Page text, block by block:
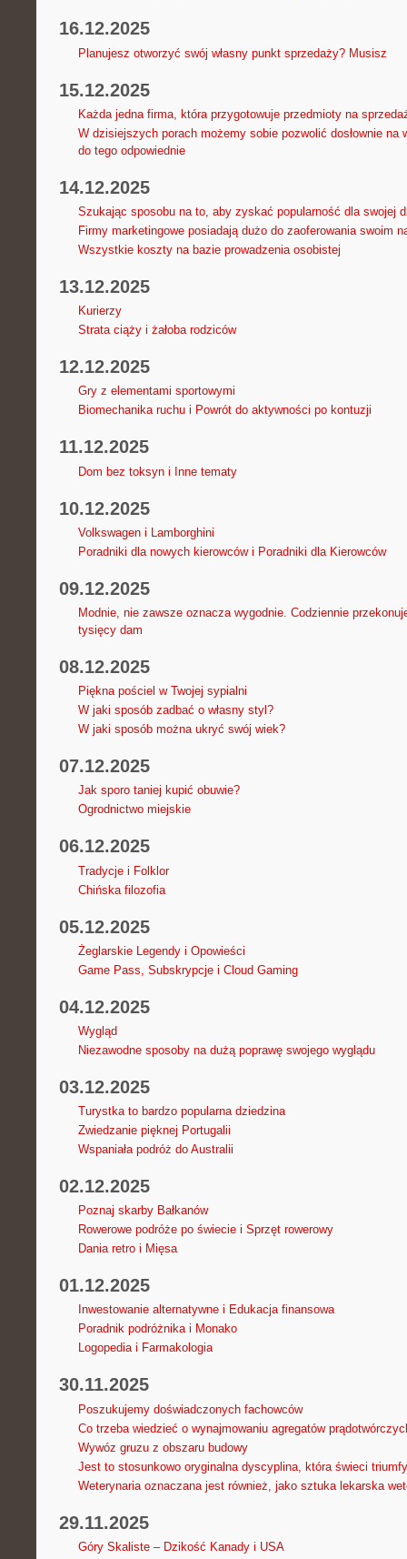
16.12.2025
Planujesz otworzyć swój własny punkt sprzedaży? Musisz
15.12.2025
Każda jedna firma, która przygotowuje przedmioty na
W dzisiejszych porach możemy sobie pozwolić dosłownie
do tego odpowiednie
14.12.2025
Szukając sposobu na to, aby zyskać popularność dla swojej
Firmy marketingowe posiadają dużo do zaoferowania swoim
Wszystkie koszty na bazie prowadzenia osobistej
13.12.2025
Kurierzy
Strata ciąży i żałoba rodziców
12.12.2025
Gry z elementami sportowymi
Biomechanika ruchu i Powrót do aktywności po kontuzji
11.12.2025
Dom bez toksyn i Inne tematy
10.12.2025
Volkswagen i Lamborghini
Poradniki dla nowych kierowców i Poradniki dla Kierowców
09.12.2025
Modnie, nie zawsze oznacza wygodnie. Codziennie
tysięcy dam
08.12.2025
Piękna pościel w Twojej sypialni
W jaki sposób zadbać o własny styl?
W jaki sposób można ukryć swój wiek?
07.12.2025
Jak sporo taniej kupić obuwie?
Ogrodnictwo miejskie
06.12.2025
Tradycje i Folklor
Chińska filozofia
05.12.2025
Żeglarskie Legendy i Opowieści
Game Pass, Subskrypcje i Cloud Gaming
04.12.2025
Wygląd
Niezawodne sposoby na dużą poprawę swojego wyglądu
03.12.2025
Turystka to bardzo popularna dziedzina
Zwiedzanie pięknej Portugalii
Wspaniała podróż do Australii
02.12.2025
Poznaj skarby Bałkanów
Rowerowe podróże po świecie i Sprzęt rowerowy
Dania retro i Mięsa
01.12.2025
Inwestowanie alternatywne i Edukacja finansowa
Poradnik podróżnika i Monako
Logopedia i Farmakologia
30.11.2025
Poszukujemy doświadczonych fachowców
Co trzeba wiedzieć o wynajmowaniu agregatów
Wywóz gruzu z obszaru budowy
Jest to stosunkowo oryginalna dyscyplina, która świeci
Weterynaria oznaczana jest również, jako sztuka lekarska
29.11.2025
Góry Skaliste – Dzikość Kanady i USA